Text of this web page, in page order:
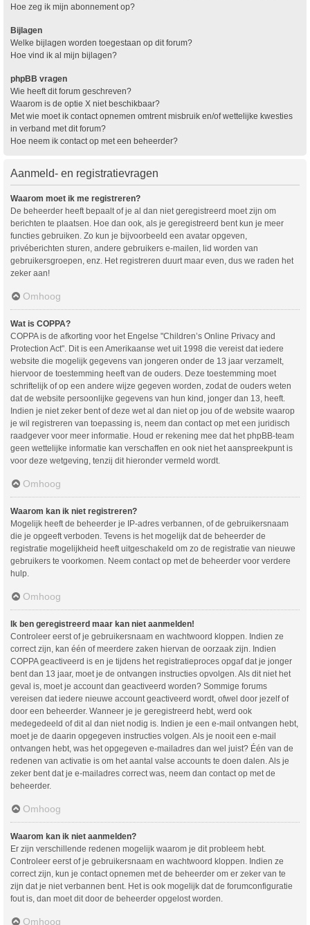
Hoe zeg ik mijn abonnement op?
Bijlagen
Welke bijlagen worden toegestaan op dit forum?
Hoe vind ik al mijn bijlagen?
phpBB vragen
Wie heeft dit forum geschreven?
Waarom is de optie X niet beschikbaar?
Met wie moet ik contact opnemen omtrent misbruik en/of wettelijke kwesties
in verband met dit forum?
Hoe neem ik contact op met een beheerder?
Aanmeld- en registratievragen
Waarom moet ik me registreren?
De beheerder heeft bepaalt of je al dan niet geregistreerd moet zijn om
berichten te plaatsen. Hoe dan ook, als je geregistreerd bent kun je meer
functies gebruiken. Zo kun je bijvoorbeeld een avatar opgeven,
privéberichten sturen, andere gebruikers e-mailen, lid worden van
gebruikersgroepen, enz. Het registreren duurt maar even, dus we raden het
zeker aan!
Omhoog
Wat is COPPA?
COPPA is de afkorting voor het Engelse "Children’s Online Privacy and
Protection Act". Dit is een Amerikaanse wet uit 1998 die vereist dat iedere
website die mogelijk gegevens van jongeren onder de 13 jaar verzamelt,
hiervoor de toestemming heeft van de ouders. Deze toestemming moet
schriftelijk of op een andere wijze gegeven worden, zodat de ouders weten
dat de website persoonlijke gegevens van hun kind, jonger dan 13, heeft.
Indien je niet zeker bent of deze wet al dan niet op jou of de website waarop
je wil registreren van toepassing is, neem dan contact op met een juridisch
raadgever voor meer informatie. Houd er rekening mee dat het phpBB-team
geen wettelijke informatie kan verschaffen en ook niet het aanspreekpunt is
voor deze wetgeving, tenzij dit hieronder vermeld wordt.
Omhoog
Waarom kan ik niet registreren?
Mogelijk heeft de beheerder je IP-adres verbannen, of de gebruikersnaam
die je opgeeft verboden. Tevens is het mogelijk dat de beheerder de
registratie mogelijkheid heeft uitgeschakeld om zo de registratie van nieuwe
gebruikers te voorkomen. Neem contact op met de beheerder voor verdere
hulp.
Omhoog
Ik ben geregistreerd maar kan niet aanmelden!
Controleer eerst of je gebruikersnaam en wachtwoord kloppen. Indien ze
correct zijn, kan één of meerdere zaken hiervan de oorzaak zijn. Indien
COPPA geactiveerd is en je tijdens het registratieproces opgaf dat je jonger
bent dan 13 jaar, moet je de ontvangen instructies opvolgen. Als dit niet het
geval is, moet je account dan geactiveerd worden? Sommige forums
vereisen dat iedere nieuwe account geactiveerd wordt, ofwel door jezelf of
door een beheerder. Wanneer je je geregistreerd hebt, werd ook
medegedeeld of dit al dan niet nodig is. Indien je een e-mail ontvangen hebt,
moet je de daarin opgegeven instructies volgen. Als je nooit een e-mail
ontvangen hebt, was het opgegeven e-mailadres dan wel juist? Één van de
redenen van activatie is om het aantal valse accounts te doen dalen. Als je
zeker bent dat je e-mailadres correct was, neem dan contact op met de
beheerder.
Omhoog
Waarom kan ik niet aanmelden?
Er zijn verschillende redenen mogelijk waarom je dit probleem hebt.
Controleer eerst of je gebruikersnaam en wachtwoord kloppen. Indien ze
correct zijn, kun je contact opnemen met de beheerder om er zeker van te
zijn dat je niet verbannen bent. Het is ook mogelijk dat de forumconfiguratie
fout is, dan moet dit door de beheerder opgelost worden.
Omhoog